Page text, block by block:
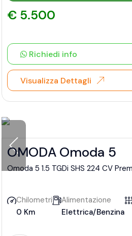
€ 5.500
Richiedi info
Visualizza Dettagli
OMODA Omoda 5
Omoda 5 1.5 TGDi SHS 224 CV
Chilometri
0 Km
Alimentazione
Elettrica/Benzina